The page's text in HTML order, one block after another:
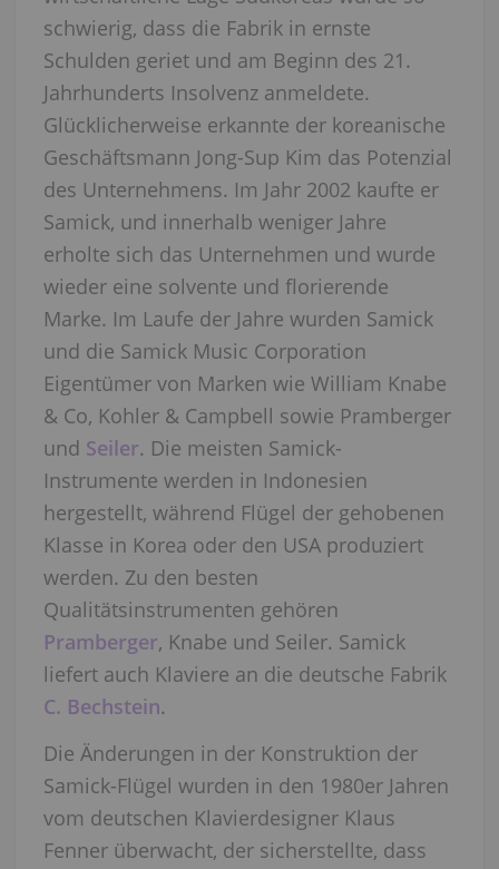
schwierig, dass die Fabrik in ernste
Schulden geriet und am Beginn des 21.
Jahrhunderts Insolvenz anmeldete.
Glücklicherweise erkannte der koreanische
Geschäftsmann Jong-Sup Kim das Potenzial
des Unternehmens. Im Jahr 2002 kaufte er
Samick, und innerhalb weniger Jahre
erholte sich das Unternehmen und wurde
wieder eine solvente und florierende
Marke. Im Laufe der Jahre wurden Samick
und die Samick Music Corporation
Eigentümer von Marken wie William Knabe
& Co, Kohler & Campbell sowie Pramberger
und Seiler. Die meisten Samick-
Instrumente werden in Indonesien
hergestellt, während Flügel der gehobenen
Klasse in Korea oder den USA produziert
werden. Zu den besten
Qualitätsinstrumenten gehören
Pramberger, Knabe und Seiler. Samick
liefert auch Klaviere an die deutsche Fabrik
C. Bechstein.
Die Änderungen in der Konstruktion der
Samick-Flügel wurden in den 1980er Jahren
vom deutschen Klavierdesigner Klaus
Fenner überwacht, der sicherstellte, dass